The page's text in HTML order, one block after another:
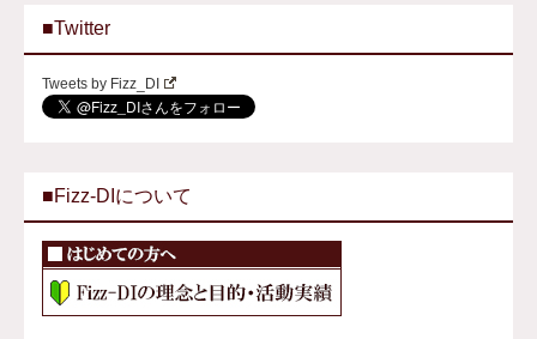
■Twitter
Tweets by Fizz_DI
■Fizz-DIについて